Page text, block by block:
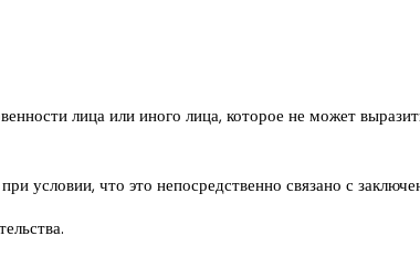
лица или иного лица, которое не может
условии, что это непосредственно связано с